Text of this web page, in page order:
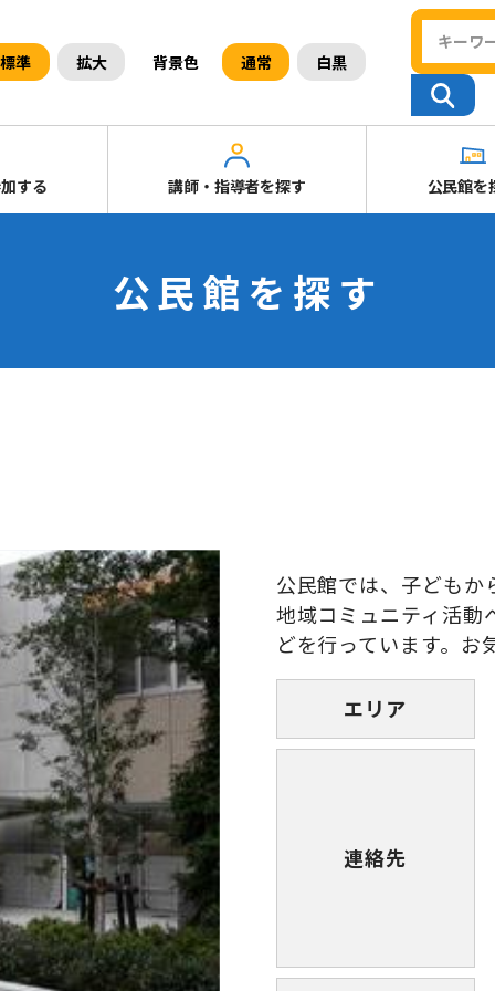
標準 拡大 背景色 通常 白黒
する 講師・指導者を探す 公民館を
公民館を探す
公民館では、子ども
地域コミュニティ活動
どを行っています。
エリア
連絡先